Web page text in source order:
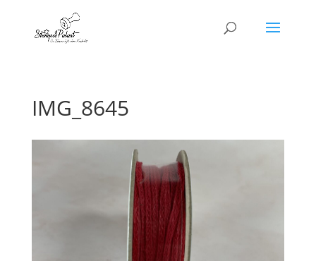
IMG_8645